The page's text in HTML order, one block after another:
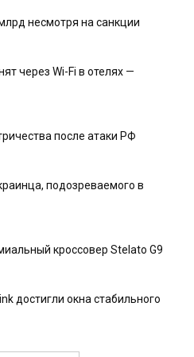
несмотря на санкции
через Wi-Fi в отелях —
после атаки РФ
подозреваемого в
кроссовер Stelato G9
достигли окна стабильного